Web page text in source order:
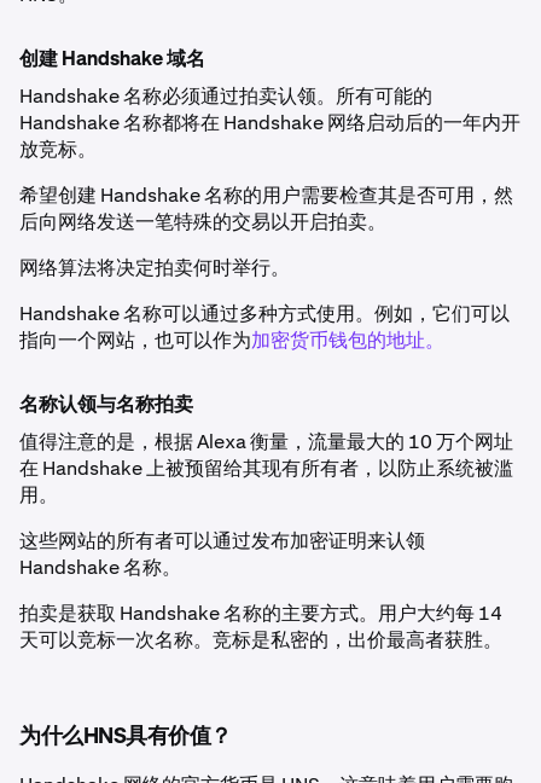
创建 Handshake 域名
Handshake 名称必须通过拍卖认领。所有可能的
Handshake 名称都将在 Handshake 网络启动后的一年内开
放竞标。
希望创建 Handshake 名称的用户需要检查其是否可用，然
后向网络发送一笔特殊的交易以开启拍卖。
网络算法将决定拍卖何时举行。
Handshake 名称可以通过多种方式使用。例如，它们可以
指向一个网站，也可以作为加密货币钱包的地址。
名称认领与名称拍卖
值得注意的是，根据 Alexa 衡量，流量最大的 10 万个网址
在 Handshake 上被预留给其现有所有者，以防止系统被滥
用。
这些网站的所有者可以通过发布加密证明来认领
Handshake 名称。
拍卖是获取 Handshake 名称的主要方式。用户大约每 14
天可以竞标一次名称。竞标是私密的，出价最高者获胜。
为什么HNS具有价值？